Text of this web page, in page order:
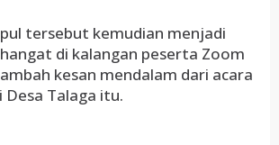
tersebut kemudian menjadi
di kalangan peserta Zoom
kesan mendalam dari acara
Desa Talaga itu.